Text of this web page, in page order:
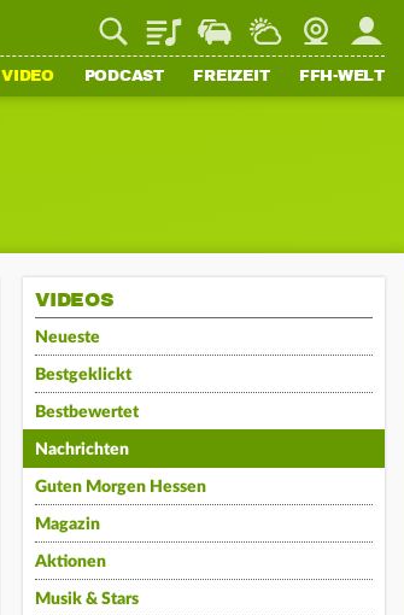
PlaylistStaupilotWetterWebcamMein
VIDEO PODCAST FREIZEIT FFH-WELT
VIDEOS
Neueste
Bestgeklickt
Bestbewertet
Nachrichten
Guten Morgen Hessen
Magazin
Aktionen
Musik & Stars